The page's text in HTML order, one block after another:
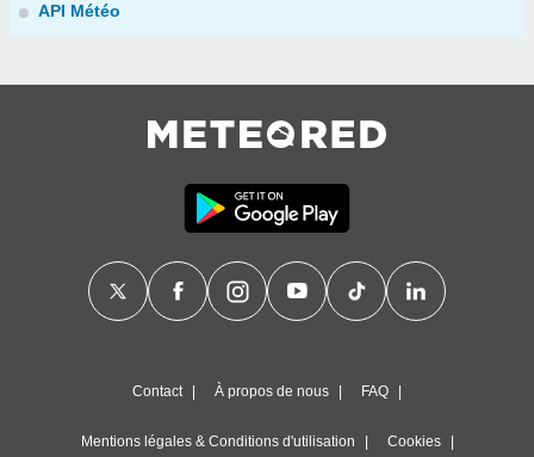
API Météo
Contact À propos de nous FAQ
Mentions légales & Conditions d'utilisation Cookies